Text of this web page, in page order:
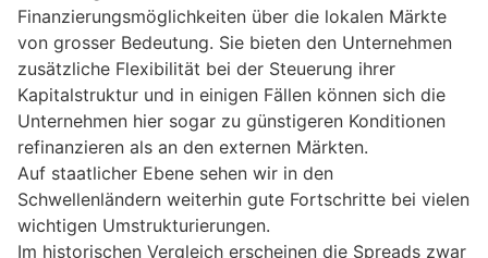
Finanzierungsmöglichkeiten über die lokalen Märkte
von grosser Bedeutung. Sie bieten den Unternehmen
zusätzliche Flexibilität bei der Steuerung ihrer
Kapitalstruktur und in einigen Fällen können sich die
Unternehmen hier sogar zu günstigeren Konditionen
refinanzieren als an den externen Märkten.
Auf staatlicher Ebene sehen wir in den
Schwellenländern weiterhin gute Fortschritte bei vielen
wichtigen Umstrukturierungen.
Im historischen Vergleich erscheinen die Spreads zwar